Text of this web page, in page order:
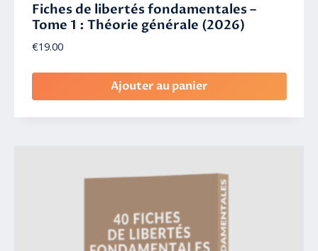
Fiches de libertés fondamentales –
Tome 1 : Théorie générale (2026)
€19.00
Ajouter au panier